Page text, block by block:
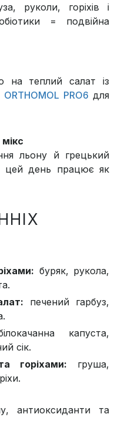
руколи, горіхів і
= подвійна
на теплий салат із
ORTHOMOL PRO6 для
льону й грецький
цей день працює як
буряк, рукола,
печений гарбуз,
капуста,
сік.
горіхами: груша,
антиоксиданти та